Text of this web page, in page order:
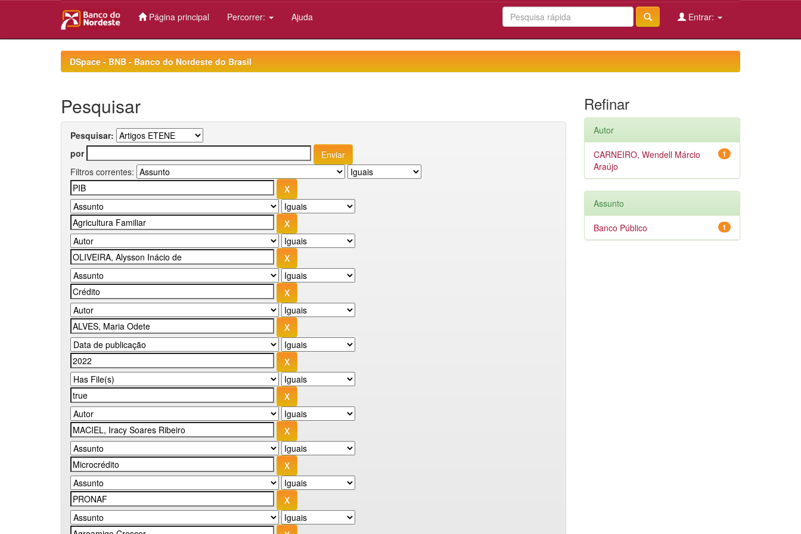
Página principal Percorrer: Ajuda Entrar:
DSpace - BNB - Banco do Nordeste do Brasil
Pesquisar
Pesquisar:
por
Filtros correntes:
Refinar
Autor
1
CARNEIRO, Wendell Márcio
Araújo
Assunto
1
Banco Público